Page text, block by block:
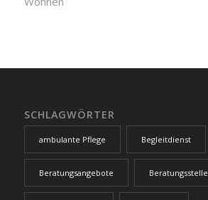
SCHLAGWÖRTER
ambulante Pflege Begleitdienst
Beratungsangebote Beratungsstelle